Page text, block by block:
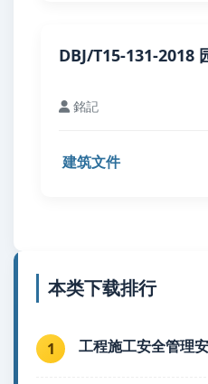
DBJ/T15-131-2018
銘記
建筑文件
本类下载排行
1 工程施工安全管理